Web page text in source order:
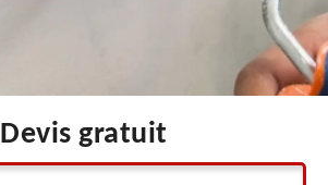
Devis gratuit